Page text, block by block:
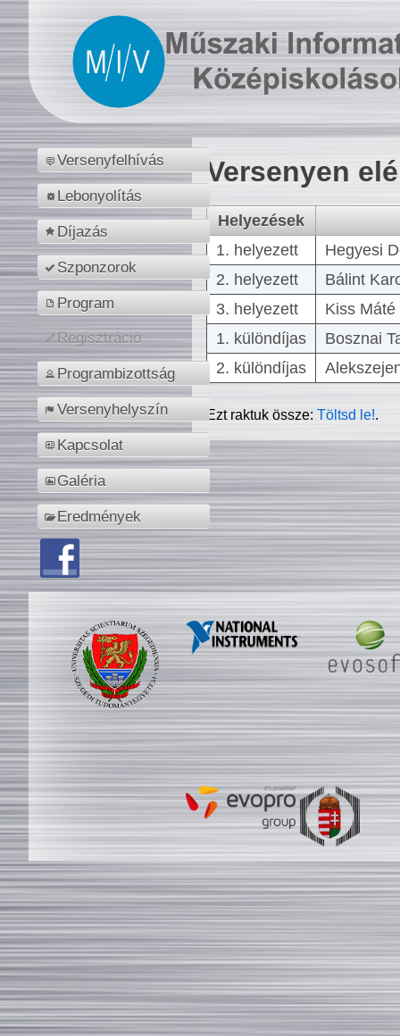
Versenyfelhívás
Lebonyolítás
Díjazás
Szponzorok
Program
Regisztráció
Programbizottság
Versenyhelyszín
Kapcsolat
Galéria
Eredmények
Versenyen
Helyezések
1. helyezett
Hegyesi
2. helyezett
Bálint
3. helyezett
Kiss
1. különdíjas
Bosznai
2. különdíjas
Ezt raktuk össze:Töltsd le!.